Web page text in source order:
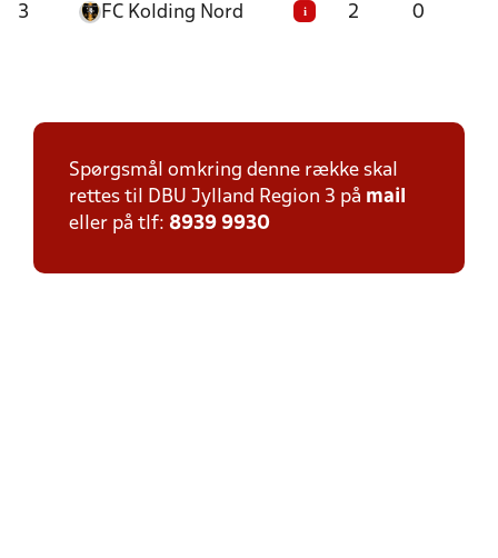
3 FC Kolding Nord i 2 0
Spørgsmål omkring denne række skal
rettes til DBU Jylland Region 3 på mail
eller på tlf: 8939 9930